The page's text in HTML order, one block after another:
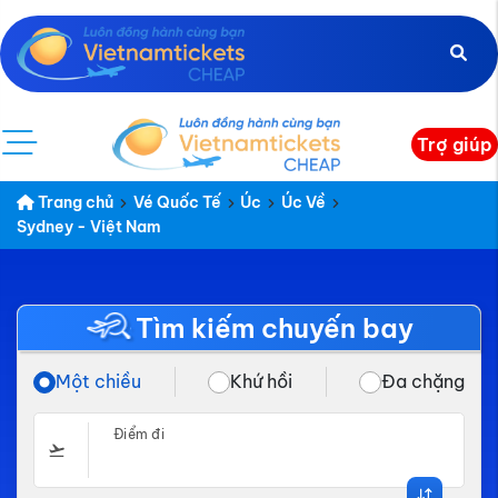
Trợ giúp
Trang chủ Vé Quốc Tế Úc
Úc Về
Sydney - Việt Nam
Tìm kiếm chuyến bay
Một chiều Khứ hồi Đa chặng
Điểm đi